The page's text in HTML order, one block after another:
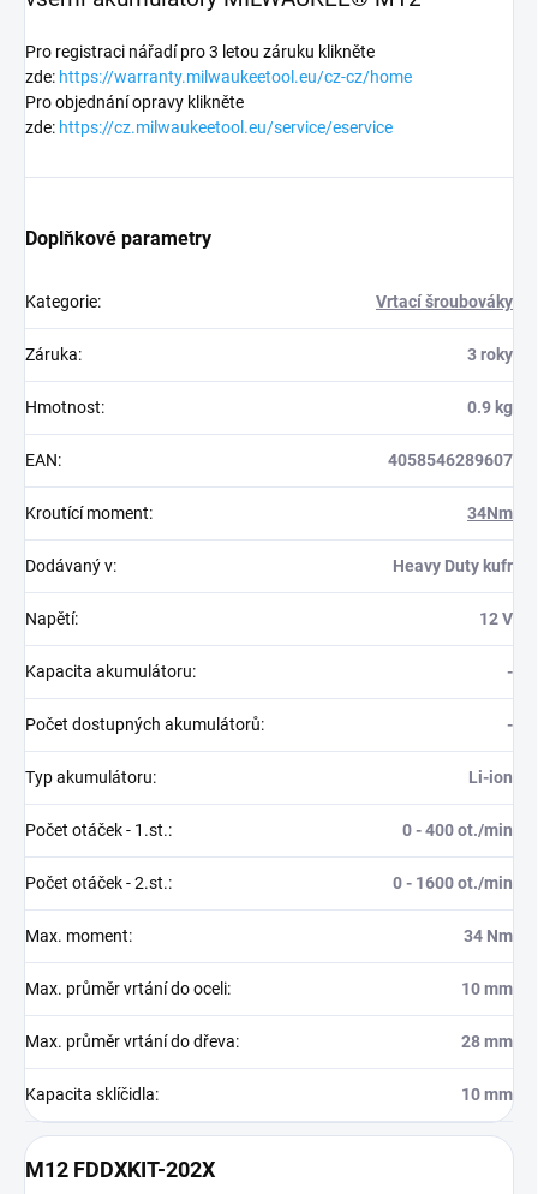
Pro registraci nářadí pro 3 letou záruku klikněte
zde: https://warranty.milwaukeetool.eu/cz-cz/home
Pro objednání opravy klikněte
zde: https://cz.milwaukeetool.eu/service/eservice
Doplňkové parametry
Kategorie: Vrtací šroubováky
Záruka: 3 roky
Hmotnost: 0.9 kg
EAN: 4058546289607
Kroutící moment: 34Nm
Dodávaný v: Heavy Duty kufr
Napětí: 12 V
Kapacita akumulátoru: -
Počet dostupných akumulátorů: -
Typ akumulátoru: Li-ion
Počet otáček - 1.st.: 0 - 400 ot./min
Počet otáček - 2.st.: 0 - 1600 ot./min
Max. moment: 34 Nm
Max. průměr vrtání do oceli: 10 mm
Max. průměr vrtání do dřeva: 28 mm
Kapacita sklíčidla: 10 mm
M12 FDDXKIT-202X